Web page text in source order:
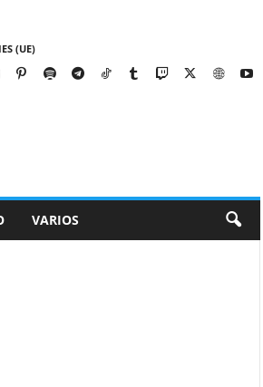
(UE)
VARIOS